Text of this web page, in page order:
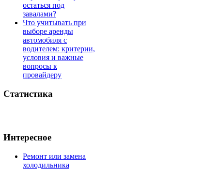
остаться под
завалами?
Что учитывать при
выборе аренды
автомобиля с
водителем: критерии,
условия и важные
вопросы к
провайдеру
Статистика
Интересное
Ремонт или замена
холодильника